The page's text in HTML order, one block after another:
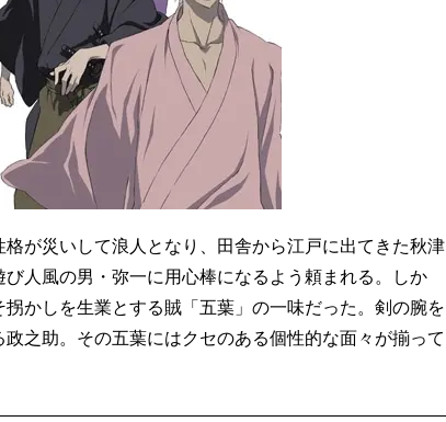
が災いして浪人となり、田舎から江戸に出てきた秋津
人風の男・弥一に用心棒になるよう頼まれる。しか
拐かしを生業とする賊「五葉」の一味だった。剣の腕を
政之助。その五葉にはクセのある個性的な面々が揃って